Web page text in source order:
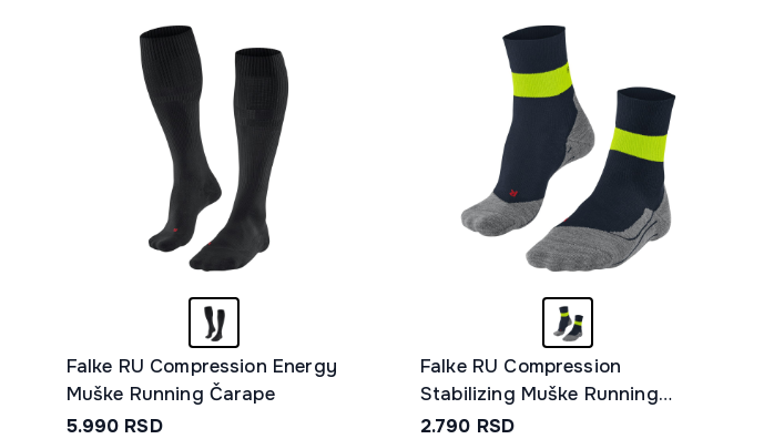
Falke RU Compression Energy
Muške Running Čarape
5.990 RSD
Falke RU Compression
Stabilizing Muške Running
Čarape
2.790 RSD